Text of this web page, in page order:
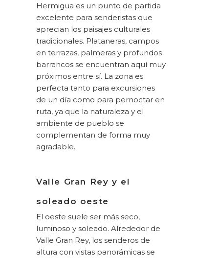
Hermigua es un punto de partida
excelente para senderistas que
aprecian los paisajes culturales
tradicionales. Plataneras, campos
en terrazas, palmeras y profundos
barrancos se encuentran aquí muy
próximos entre sí. La zona es
perfecta tanto para excursiones
de un día como para pernoctar en
ruta, ya que la naturaleza y el
ambiente de pueblo se
complementan de forma muy
agradable.
Valle Gran Rey y el
soleado oeste
El oeste suele ser más seco,
luminoso y soleado. Alrededor de
Valle Gran Rey, los senderos de
altura con vistas panorámicas se